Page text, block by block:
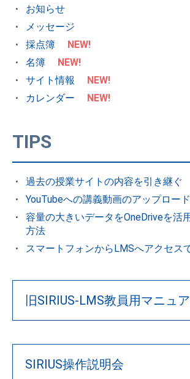
お知らせ
メッセージ
採点簿
NEW!
名簿
NEW!
サイト情報
NEW!
カレンダー
NEW!
TIPS
過去の授業サイトの内容を引き継ぐ
YouTubeへの講義動画のアップロード
容量の大きいデータをOneDriveを活
方法
スマートフォンからLMSへアクセス
旧SIRIUS-LMS教員用マニュ
SIRIUS操作説明会